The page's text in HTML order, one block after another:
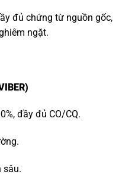
đủ chứng từ nguồn gốc,
ngặt.
đầy đủ CO/CQ.
sâu.